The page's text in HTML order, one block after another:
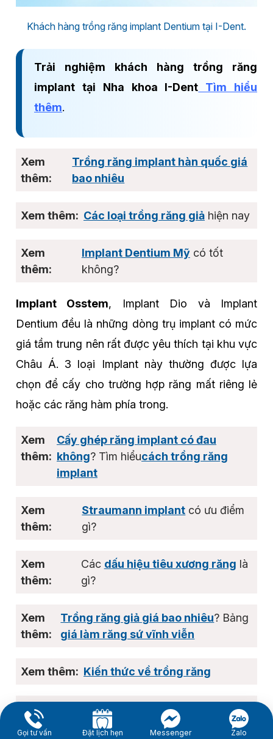
Gọi tư vấn Đặt lịch hẹn Messenger Zalo
Khách hàng trồng răng implant Dentium tại I-Dent.
Trải nghiệm khách hàng trồng răng
implant tại Nha khoa I-Dent Tìm hiểu
thêm.
Trồng răng implant hàn quốc giá
bao nhiêu
Các loại trồng răng giả hiện nay
Implant Dentium Mỹcó tốt
không?
Implant Osstem, Implant Dio và Implant
Dentium đều là những dòng trụ implant có mức
giá tầm trung nên rất được yêu thích tại khu vực
Châu Á. 3 loại Implant này thường được lựa
chọn để cấy cho trường hợp răng mất riêng lẻ
hoặc các răng hàm phía trong.
Cấy ghép răng implant có đau
không? Tìm hiểucách trồng răng
implant
Straumann implant có ưu điểm
gì?
Các dấu hiệu tiêu xương răng là
gì?
Trồng răng giả giá bao nhiêu? Bảng
giá làm răng sứ vĩnh viễn
Kiến thức về trồng răng
Kiến thức về trồng răng